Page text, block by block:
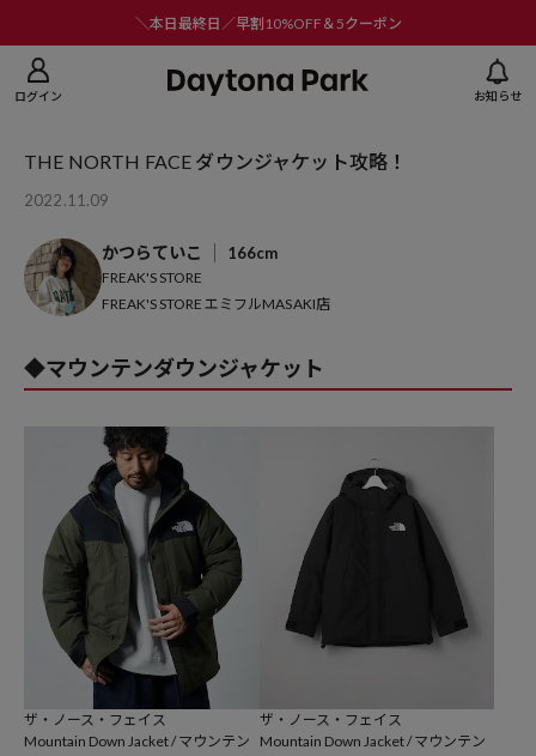
＼本日最終日／早割10%OFF＆5クーポン
ログイン お知らせ
THE NORTH FACE ダウンジャケット攻略！
2022.11.09
かつらていこ 166cm
FREAK'S STORE
FREAK'S STORE エミフルMASAKI店
◆マウンテンダウンジャケット
ザ・ノース・フェイス
Mountain Down Jacket / マウンテン
ザ・ノース・フェイス
Mountain Down Jacket / マウンテン